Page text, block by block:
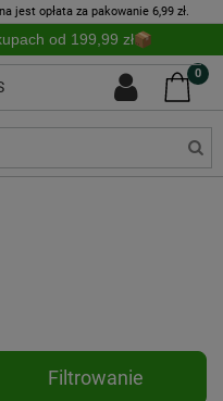
jest opłata za pakowanie 6,99 zł.
od 199,99 zł
0
Filtrowanie